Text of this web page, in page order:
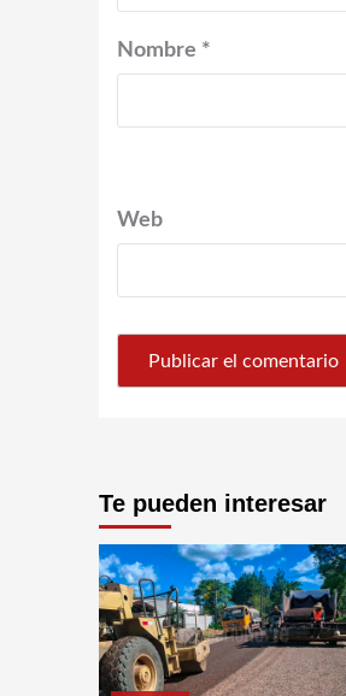
Nombre *
Web
Te pueden interesar